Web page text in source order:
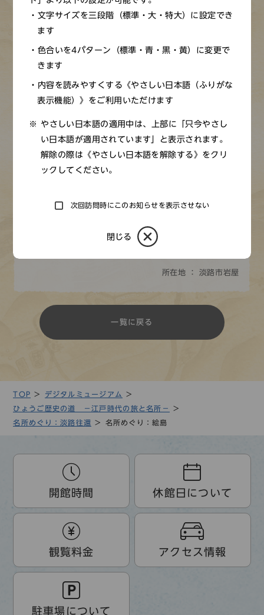
※画像をクリックすると拡大画像が見られます（新しいウ
ィンドウ）
絵島は、淡路島の北東に浮かぶ島である。平清盛が大輪田
の泊を修築した時に、人柱にされようとした人たちを助
て人々に親しまれており、月見の名所として『平家物語』
に出てくるなど、風光明媚な場所として多くの文学にとり
リートの岩壁に囲まれているが、その中にも昔の面影を残
所在地 ： 淡路市岩屋
一覧に戻る
TOP
デジタルミュージアム
ひょうご歴史の道 －江戸時代の旅と名所－
名所めぐり：淡路往還
名所めぐり：絵島
開館時間 休館日について
観覧料金 アクセス情報
駐車場について
文字サイズを三段階（標準・大・特大）に設定でき
ます
色合いを4パターン（標準・青・黒・黄）に変更で
きます
内容を読みやすくする《やさしい日本語（ふりがな
表示機能）》をご利用いただけます
やさしい日本語の適用中は、上部に「只今やさし
い日本語が適用されています」と表示されます。
解除の際は《やさしい日本語を解除する》をクリ
ックしてください。
次回訪問時にこのお知らせを表示させない
閉じる